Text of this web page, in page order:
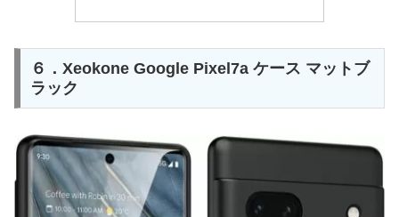
６．Xeokone Google Pixel7a ケース マットブ
ラック